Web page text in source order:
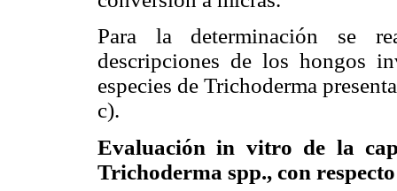
Para la determinación se
descripciones de los hongos
especies de Trichoderma
c).
Evaluación in vitro de la
Trichoderma spp., con